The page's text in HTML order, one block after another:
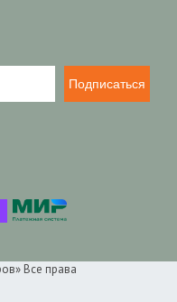
Подписаться
Все права